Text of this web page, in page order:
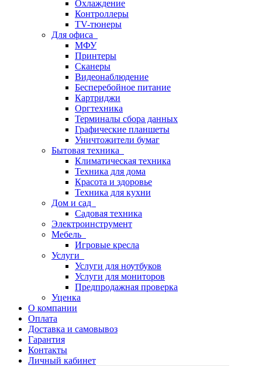
Охлаждение
Контроллеры
TV-тюнеры
Для офиса
МФУ
Принтеры
Сканеры
Видеонаблюдение
Бесперебойное питание
Картриджи
Оргтехника
Терминалы сбора данных
Графические планшеты
Уничтожители бумаг
Бытовая техника
Климатическая техника
Техника для дома
Красота и здоровье
Техника для кухни
Дом и сад
Садовая техника
Электроинструмент
Мебель
Игровые кресла
Услуги
Услуги для ноутбуков
Услуги для мониторов
Предпродажная проверка
Уценка
О компании
Оплата
Доставка и самовывоз
Гарантия
Контакты
Личный кабинет